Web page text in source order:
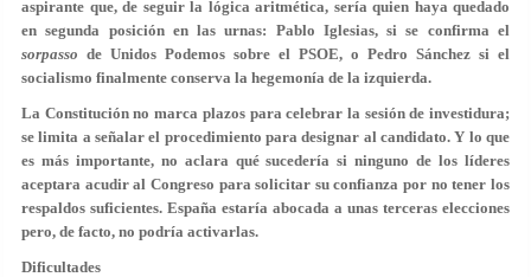
aspirante que, de seguir la lógica aritmética, sería quien haya quedado
en segunda posición en las urnas: Pablo Iglesias, si se confirma el
sorpasso de Unidos Podemos sobre el PSOE, o Pedro Sánchez si el
socialismo finalmente conserva la hegemonía de la izquierda.
La Constituciónno marca plazos para celebrar la sesión de investidura;
se limita a señalar el procedimiento para designar al candidato. Y lo que
es más importante, no aclara qué sucedería si ninguno de los líderes
aceptara acudir al Congreso para solicitar su confianza por no tener los
respaldos suficientes. España estaría abocada a unas terceras elecciones
pero, de facto, no podría activarlas.
Dificultades